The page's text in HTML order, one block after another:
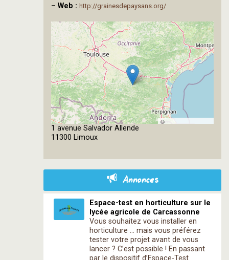
– Web : http://grainesdepaysans.org/
©
1 avenue Salvador Allende
11300 Limoux
Annonces
Espace-test en horticulture sur le
lycée agricole de Carcassonne
Vous souhaitez vous installer en
horticulture … mais vous préférez
tester votre projet avant de vous
lancer ? C’est possible ! En passant
par le dispositif d’Espace-Test